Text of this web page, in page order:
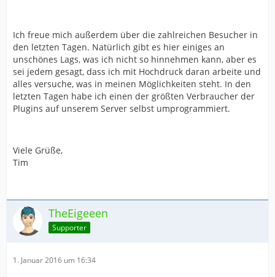
Ich freue mich außerdem über die zahlreichen Besucher in
den letzten Tagen. Natürlich gibt es hier einiges an
unschönes Lags, was ich nicht so hinnehmen kann, aber es
sei jedem gesagt, dass ich mit Hochdruck daran arbeite und
alles versuche, was in meinen Möglichkeiten steht. In den
letzten Tagen habe ich einen der größten Verbraucher der
Plugins auf unserem Server selbst umprogrammiert.
Viele Grüße,
Tim
TheEigeeen
Supporter
1. Januar 2016 um 16:34